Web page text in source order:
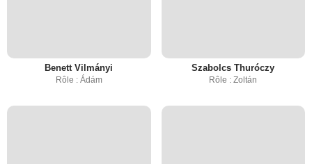
Benett Vilmányi
Rôle : Ádám
Szabolcs Thuróczy
Rôle : Zoltán